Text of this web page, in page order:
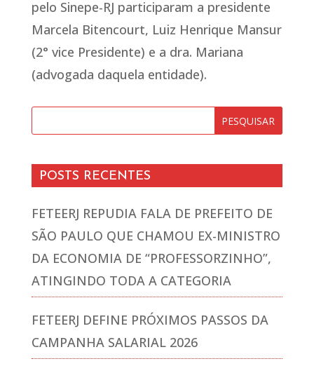
pelo Sinepe-RJ participaram a presidente
Marcela Bitencourt, Luiz Henrique Mansur
(2° vice Presidente) e a dra. Mariana
(advogada daquela entidade).
POSTS RECENTES
FETEERJ REPUDIA FALA DE PREFEITO DE
SÃO PAULO QUE CHAMOU EX-MINISTRO
DA ECONOMIA DE “PROFESSORZINHO”,
ATINGINDO TODA A CATEGORIA
FETEERJ DEFINE PRÓXIMOS PASSOS DA
CAMPANHA SALARIAL 2026